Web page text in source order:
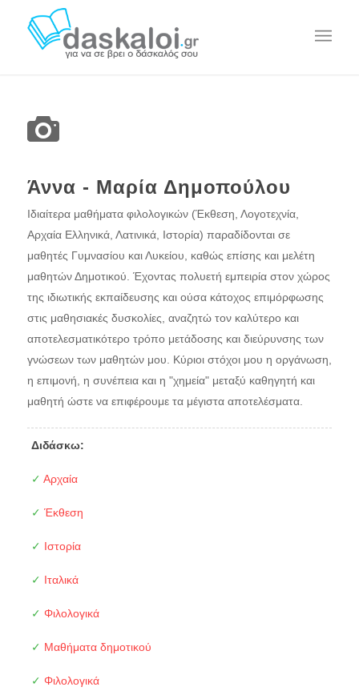
Άννα - Μαρία Δημοπούλου
Ιδιαίτερα μαθήματα φιλολογικών (Έκθεση, Λογοτεχνία,
Αρχαία Ελληνικά, Λατινικά, Ιστορία) παραδίδονται σε
μαθητές Γυμνασίου και Λυκείου, καθώς επίσης και μελέτη
μαθητών Δημοτικού. Έχοντας πολυετή εμπειρία στον χώρος
της ιδιωτικής εκπαίδευσης και ούσα κάτοχος επιμόρφωσης
στις μαθησιακές δυσκολίες, αναζητώ τον καλύτερο και
αποτελεσματικότερο τρόπο μετάδοσης και διεύρυνσης των
γνώσεων των μαθητών μου. Κύριοι στόχοι μου η οργάνωση,
η επιμονή, η συνέπεια και η "χημεία" μεταξύ καθηγητή και
μαθητή ώστε να επιφέρουμε τα μέγιστα αποτελέσματα.
Διδάσκω:
✓ Αρχαία
✓ Έκθεση
✓ Ιστορία
✓ Ιταλικά
✓ Φιλολογικά
✓ Μαθήματα δημοτικού
✓ Φιλολογικά